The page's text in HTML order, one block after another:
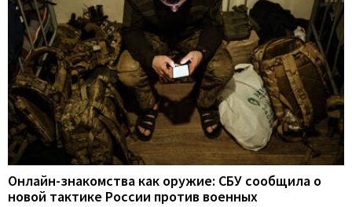
Онлайн-знакомства как оружие: СБУ сообщила о
новой тактике России против военных